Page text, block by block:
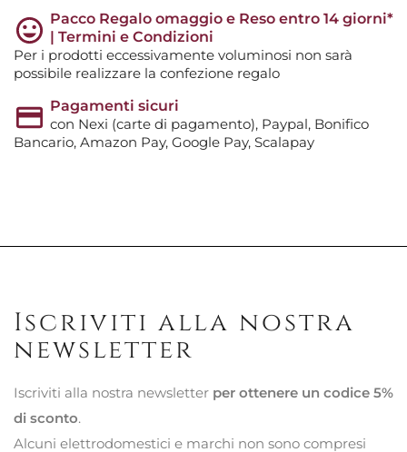
Pacco Regalo omaggio e Reso entro 14 giorni*
| Termini e Condizioni
Per i prodotti eccessivamente voluminosi non sarà
possibile realizzare la confezione regalo
Pagamenti sicuri
con Nexi (carte di pagamento), Paypal, Bonifico
Bancario, Amazon Pay, Google Pay, Scalapay
Iscriviti alla nostra
newsletter
Iscriviti alla nostra newsletter per ottenere un codice 5%
di sconto.
Alcuni elettrodomestici e marchi non sono compresi